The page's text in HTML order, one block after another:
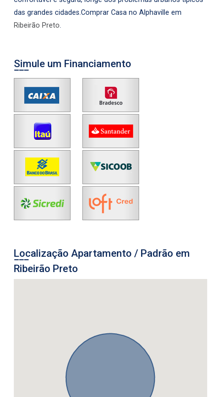
das grandes cidades.Comprar Casa no Alphaville em
Ribeirão Preto.
Simule um Financiamento
Localização Apartamento / Padrão em
Ribeirão Preto